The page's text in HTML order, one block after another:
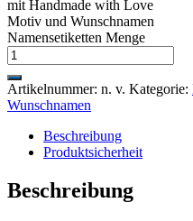
mit Handmade with Love
Motiv und Wunschnamen
Namensetiketten Menge
Artikelnummer: n. v. Kategorie:
Wunschnamen
Beschreibung
Produktsicherheit
Beschreibung